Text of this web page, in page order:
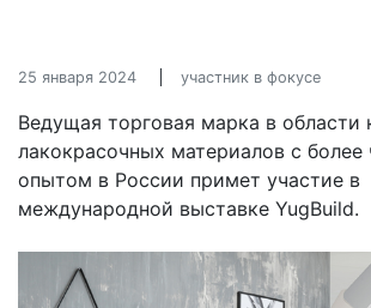
25 января 2024 участник в фокусе
Ведущая торговая марка в области
лакокрасочных материалов с
опытом в России примет участие в
международной выставке YugBuild.